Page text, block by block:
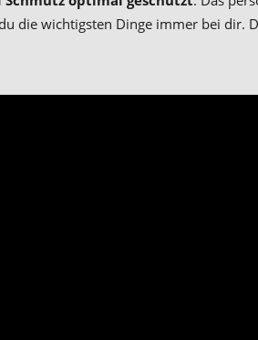
die wichtigsten Dinge immer bei dir.